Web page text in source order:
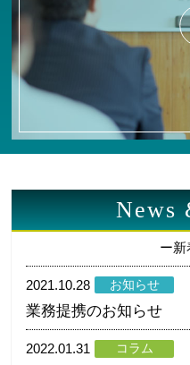
News
ー新
2021.10.28 お知らせ
業務提携のお知らせ
2022.01.31 コラム